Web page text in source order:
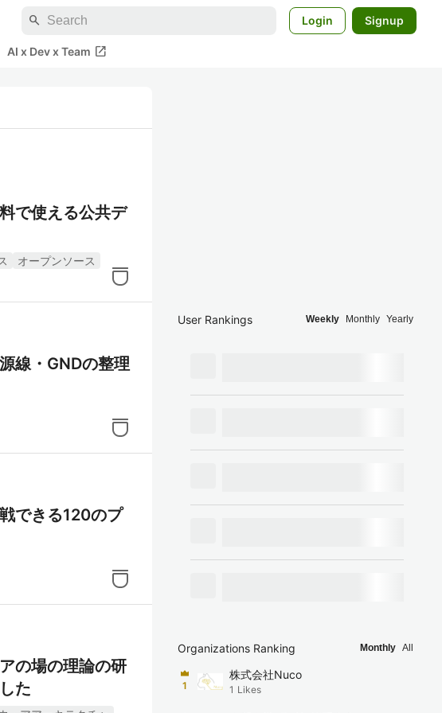
search Login Signup
AI x Dev x Team open_in_new
で使える公共デ
オープンソース
線・GNDの整理
できる120のプ
の場の理論の研
た
User Rankings Weekly Monthly Yearly
Organizations Ranking Monthly All
1
株式会社Nuco
1 Likes